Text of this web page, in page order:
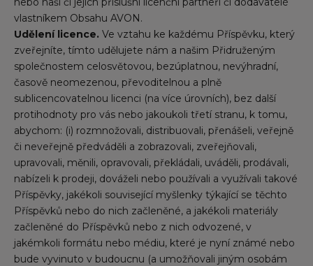
vlastníkem Obsahu AVON.
Udělení licence. Ve vztahu ke každému Příspěvku, který
zveřejníte, tímto udělujete nám a našim Přidruženým
společnostem celosvětovou, bezúplatnou, nevýhradní,
časově neomezenou, převoditelnou a plně
sublicencovatelnou licenci (na více úrovních), bez další
protihodnoty pro vás nebo jakoukoli třetí stranu, k tomu,
abychom: (i) rozmnožovali, distribuovali, přenášeli, veřejně
či neveřejně předváděli a zobrazovali, zveřejňovali,
upravovali, měnili, opravovali, překládali, uváděli, prodávali,
nabízeli k prodeji, dováželi nebo používali a využívali takové
Příspěvky, jakékoli související myšlenky týkající se těchto
Příspěvků nebo do nich začleněné, a jakékoli materiály
začleněné do Příspěvků nebo z nich odvozené, v
jakémkoli formátu nebo médiu, které je nyní známé nebo
bude vyvinuto v budoucnu (a umožňovali jiným osobám